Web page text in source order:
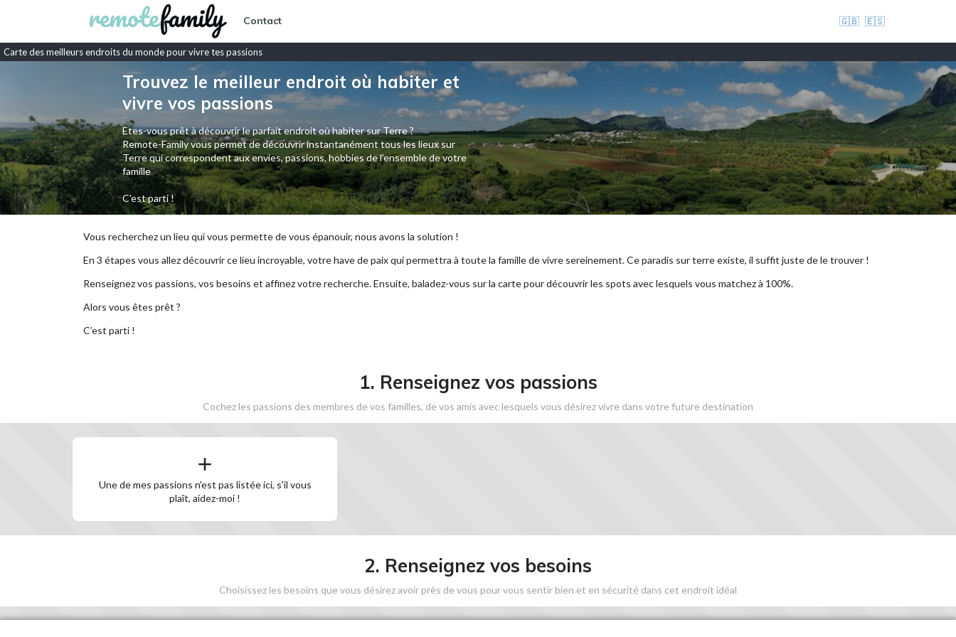
Contact 🇬🇧 🇪🇸
Carte des meilleurs endroits du monde pour vivre tes passions
Trouvez le meilleur endroit où habiter et
vivre vos passions
Etes-vous prêt à découvrir le parfait endroit où habiter sur Terre ?
Remote-Family vous permet de découvrir instantanément tous les lieux sur
Terre qui correspondent aux envies, passions, hobbies de l’ensemble de votre
famille
C'est parti !
Vous recherchez un lieu qui vous permette de vous épanouir, nous avons la solution !
En 3 étapes vous allez découvrir ce lieu incroyable, votre have de paix qui permettra à toute la famille de vivre sereinement. Ce paradis sur terre existe, il suffit juste de le trouver !
Renseignez vos passions, vos besoins et affinez votre recherche. Ensuite, baladez-vous sur la carte pour découvrir les spots avec lesquels vous matchez à 100%.
Alors vous êtes prêt ?
C’est parti !
1. Renseignez vos passions
Cochez les passions des membres de vos familles, de vos amis avec lesquels vous désirez vivre dans votre future destination
Une de mes passions n'est pas listée ici, s'il vous
plaît, aidez-moi !
2. Renseignez vos besoins
Choisissez les besoins que vous désirez avoir près de vous pour vous sentir bien et en sécurité dans cet endroit idéal